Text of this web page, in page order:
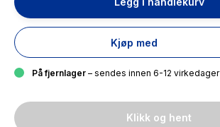
Kjøp med
På fjernlager – sendes innen 6-12 virkedager
Klikk og hent